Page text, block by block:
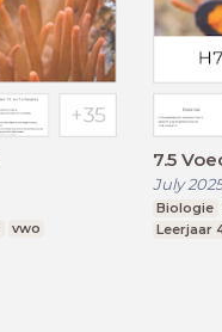
vwo
7.5
July 2025
Biologie
Leerjaar